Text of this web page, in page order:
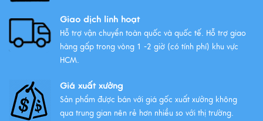
Xem thêm
Giao dịch linh hoạt
Hỗ trợ vận chuyển toàn quốc và quốc tế. Hỗ trợ giao
hàng gấp trong vòng 1 -2 giờ (có tính phí) khu vực
HCM.
Giá xuất xưởng
Sản phẩm được bán với giá gốc xuất xưởng không
qua trung gian nên rẻ hơn nhiều so với thị trường.